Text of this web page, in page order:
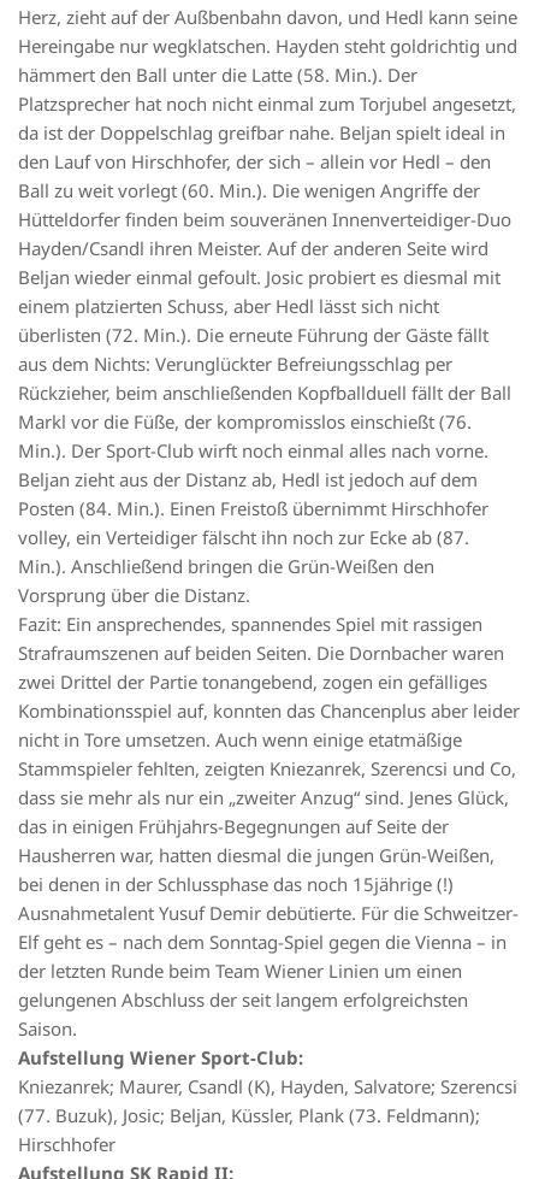
Herz, zieht auf der Außbenbahn davon, und Hedl kann seine
Hereingabe nur wegklatschen. Hayden steht goldrichtig und
hämmert den Ball unter die Latte (58. Min.). Der
Platzsprecher hat noch nicht einmal zum Torjubel angesetzt,
da ist der Doppelschlag greifbar nahe. Beljan spielt ideal in
den Lauf von Hirschhofer, der sich – allein vor Hedl – den
Ball zu weit vorlegt (60. Min.). Die wenigen Angriffe der
Hütteldorfer finden beim souveränen Innenverteidiger-Duo
Hayden/Csandl ihren Meister. Auf der anderen Seite wird
Beljan wieder einmal gefoult. Josic probiert es diesmal mit
einem platzierten Schuss, aber Hedl lässt sich nicht
überlisten (72. Min.). Die erneute Führung der Gäste fällt
aus dem Nichts: Verunglückter Befreiungsschlag per
Rückzieher, beim anschließenden Kopfballduell fällt der Ball
Markl vor die Füße, der kompromisslos einschießt (76.
Min.). Der Sport-Club wirft noch einmal alles nach vorne.
Beljan zieht aus der Distanz ab, Hedl ist jedoch auf dem
Posten (84. Min.). Einen Freistoß übernimmt Hirschhofer
volley, ein Verteidiger fälscht ihn noch zur Ecke ab (87.
Min.). Anschließend bringen die Grün-Weißen den
Vorsprung über die Distanz.
Fazit: Ein ansprechendes, spannendes Spiel mit rassigen
Strafraumszenen auf beiden Seiten. Die Dornbacher waren
zwei Drittel der Partie tonangebend, zogen ein gefälliges
Kombinationsspiel auf, konnten das Chancenplus aber leider
nicht in Tore umsetzen. Auch wenn einige etatmäßige
Stammspieler fehlten, zeigten Kniezanrek, Szerencsi und Co,
dass sie mehr als nur ein „zweiter Anzug“ sind. Jenes Glück,
das in einigen Frühjahrs-Begegnungen auf Seite der
Hausherren war, hatten diesmal die jungen Grün-Weißen,
bei denen in der Schlussphase das noch 15jährige (!)
Ausnahmetalent Yusuf Demir debütierte. Für die Schweitzer-
Elf geht es – nach dem Sonntag-Spiel gegen die Vienna – in
der letzten Runde beim Team Wiener Linien um einen
gelungenen Abschluss der seit langem erfolgreichsten
Saison.
Aufstellung Wiener Sport-Club:
Kniezanrek; Maurer, Csandl (K), Hayden, Salvatore; Szerencsi
(77. Buzuk), Josic; Beljan, Küssler, Plank (73. Feldmann);
Hirschhofer
Aufstellung SK Rapid II: